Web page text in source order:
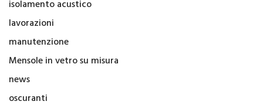
isolamento acustico
lavorazioni
manutenzione
Mensole in vetro su misura
news
oscuranti